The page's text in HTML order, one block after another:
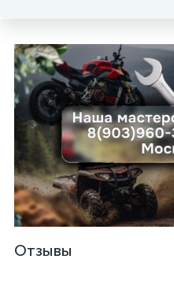
Отзывы